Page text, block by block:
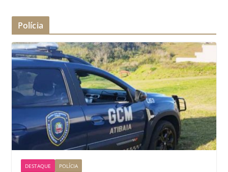
Polícia
DESTAQUE POLÍCIA